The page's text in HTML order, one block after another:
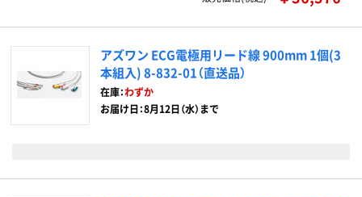
アズワン ECG電極用リード線 900mm 1個(3
本組入) 8-832-01（直送品）
在庫：わずか
お届け日：8月12日（水）まで